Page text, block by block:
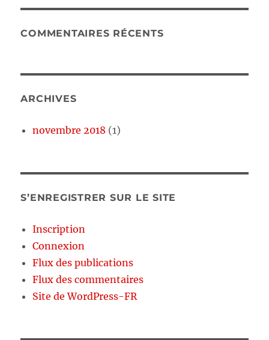
COMMENTAIRES RÉCENTS
ARCHIVES
novembre 2018 (1)
S’ENREGISTRER SUR LE SITE
Inscription
Connexion
Flux des publications
Flux des commentaires
Site de WordPress-FR